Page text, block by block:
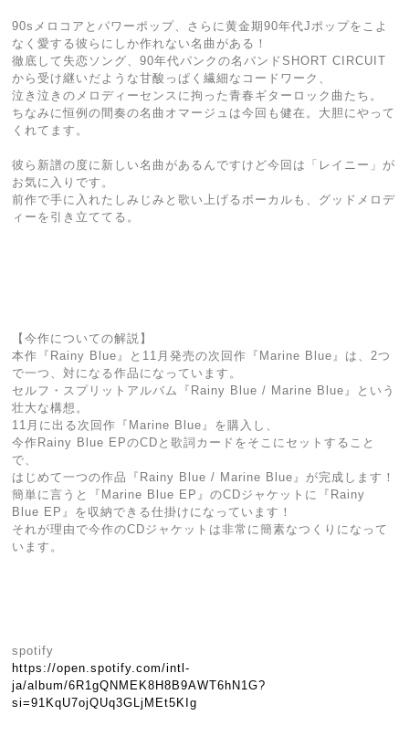
90sメロコアとパワーポップ、さらに黄金期90年代Jポップをこよ
なく愛する彼らにしか作れない名曲がある！
徹底して失恋ソング、90年代パンクの名バンドSHORT CIRCUIT
から受け継いだような甘酸っぱく繊細なコードワーク、
泣き泣きのメロディーセンスに拘った青春ギターロック曲たち。
ちなみに恒例の間奏の名曲オマージュは今回も健在。大胆にやって
くれてます。
彼ら新譜の度に新しい名曲があるんですけど今回は「レイニー」が
お気に入りです。
前作で手に入れたしみじみと歌い上げるボーカルも、グッドメロデ
ィーを引き立ててる。
【今作についての解説】
本作『Rainy Blue』と11月発売の次回作『Marine Blue』は、2つ
で一つ、対になる作品になっています。
セルフ・スプリットアルバム『Rainy Blue / Marine Blue』という
壮大な構想。
11月に出る次回作『Marine Blue』を購入し、
今作Rainy Blue EPのCDと歌詞カードをそこにセットすること
で、
はじめて一つの作品『Rainy Blue / Marine Blue』が完成します！
簡単に言うと『Marine Blue EP』のCDジャケットに『Rainy
Blue EP』を収納できる仕掛けになっています！
それが理由で今作のCDジャケットは非常に簡素なつくりになって
います。
spotify
https://open.spotify.com/intl-
ja/album/6R1gQNMEK8H8B9AWT6hN1G?
si=91KqU7ojQUq3GLjMEt5KIg